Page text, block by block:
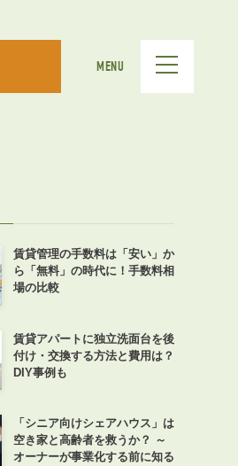
MENU
賃貸管理の手数料は「安い」か
ら「無料」の時代に！手数料相
場の比較
賃貸アパートに独立洗面台を後
付け・交換する方法と費用は？
DIY事例も
「シニア向けシェアハウス」は
空き家と高齢者を救うか？ ～
オーナーが事業化する前に知る